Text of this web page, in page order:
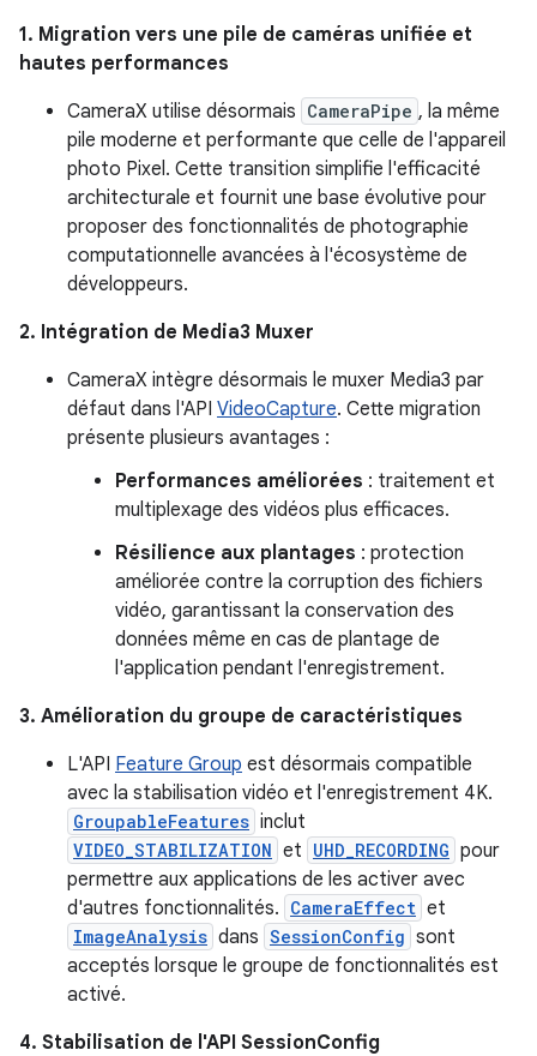
1. Migration vers une pile de caméras unifiée et
hautes performances
CameraX utilise désormais CameraPipe , la même
pile moderne et performante que celle de l'appareil
photo Pixel. Cette transition simplifie l'efficacité
architecturale et fournit une base évolutive pour
proposer des fonctionnalités de photographie
computationnelle avancées à l'écosystème de
développeurs.
2. Intégration de Media3 Muxer
CameraX intègre désormais le muxer Media3 par
défaut dans l'API VideoCapture. Cette migration
présente plusieurs avantages :
Performances améliorées : traitement et
multiplexage des vidéos plus efficaces.
Résilience aux plantages : protection
améliorée contre la corruption des fichiers
vidéo, garantissant la conservation des
données même en cas de plantage de
l'application pendant l'enregistrement.
3. Amélioration du groupe de caractéristiques
L'API Feature Group est désormais compatible
avec la stabilisation vidéo et l'enregistrement 4K.
GroupableFeatures inclut
VIDEO_STABILIZATION et UHD_RECORDING pour
permettre aux applications de les activer avec
d'autres fonctionnalités. CameraEffect et
ImageAnalysis dans SessionConfig sont
acceptés lorsque le groupe de fonctionnalités est
activé.
4. Stabilisation de l'API SessionConfig